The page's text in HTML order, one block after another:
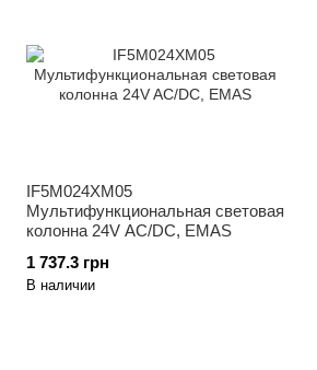
IF5M024XM05
Мультифункциональная световая
колонна 24V AC/DC, EMAS
1 737.3 грн
В наличии